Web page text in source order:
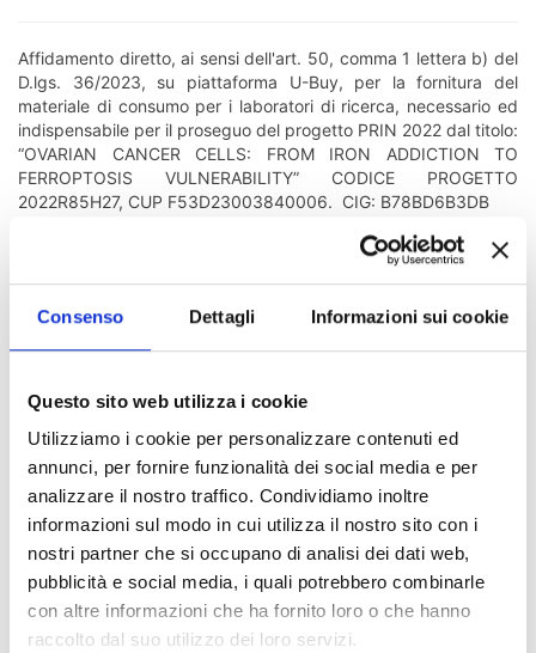
Consenso Dettagli Informazioni sui cookie
Questo sito web utilizza i cookie
Utilizziamo i cookie per personalizzare contenuti ed
annunci, per fornire funzionalità dei social media e per
analizzare il nostro traffico. Condividiamo inoltre
informazioni sul modo in cui utilizza il nostro sito con i
nostri partner che si occupano di analisi dei dati web,
pubblicità e social media, i quali potrebbero combinarle
con altre informazioni che ha fornito loro o che hanno
raccolto dal suo utilizzo dei loro servizi.
Affidamento diretto, ai sensi dell'art. 50, comma 1 lettera b) del
D.lgs. 36/2023, su piattaforma U-Buy, per la fornitura del
materiale di consumo per i laboratori di ricerca, necessario ed
indispensabile per il proseguo del progetto PRIN 2022 dal titolo:
“OVARIAN CANCER CELLS: FROM IRON ADDICTION TO
FERROPTOSIS VULNERABILITY” CODICE PROGETTO
2022R85H27, CUP F53D23003840006. CIG: B78BD6B3DB
Pubblicato in data: 07/07/2025
Indice di pagina
Chi sei? Naviga il sito per profilo
Studente Iscritto
Studente Internazionale